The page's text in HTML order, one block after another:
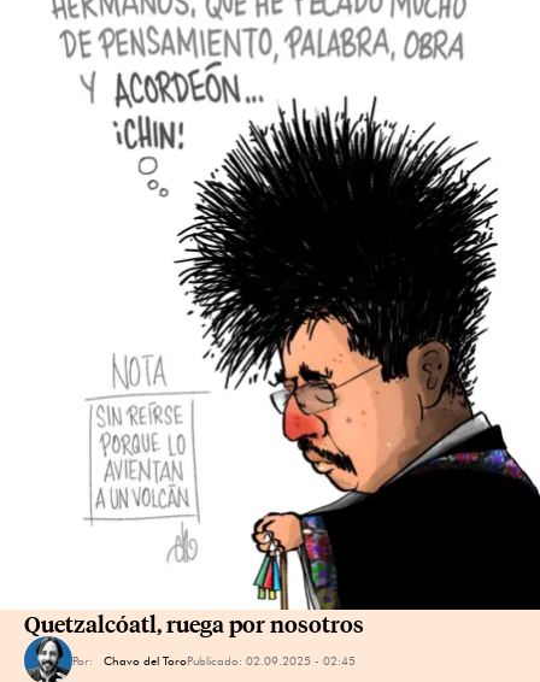
Quetzalcóatl, ruega por nosotros
Por: Chavo del ToroPublicado: 02.09.2025 - 02:45